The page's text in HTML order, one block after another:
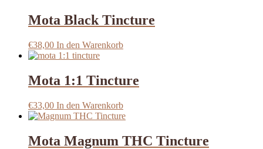
Mota Black Tincture
€38,00 In den Warenkorb
Mota 1:1 Tincture
€33,00 In den Warenkorb
Mota Magnum THC Tincture